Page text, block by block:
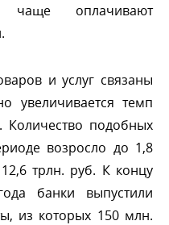
оплачивают
и услуг связаны
увеличивается темп
Количество подобных
возросло до 1,8
трлн. руб. К концу
банки выпустили
из которых 150 млн.